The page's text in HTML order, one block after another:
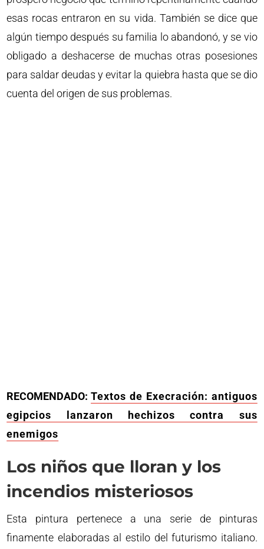
esas rocas entraron en su vida. También se dice que
algún tiempo después su familia lo abandonó, y se vio
obligado a deshacerse de muchas otras posesiones
para saldar deudas y evitar la quiebra hasta que se dio
cuenta del origen de sus problemas.
RECOMENDADO:Textos de Execración: antiguos
egipcios lanzaron hechizos contra sus
enemigos
Los niños que lloran y los
incendios misteriosos
Esta pintura pertenece a una serie de pinturas
finamente elaboradas al estilo del futurismo italiano.